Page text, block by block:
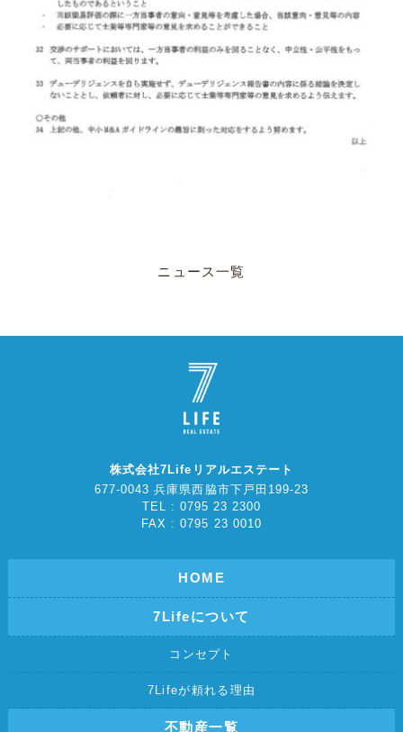
ニュース一覧
株式会社7Lifeリアルエステート
677-0043 兵庫県西脇市下戸田199-23
TEL : 0795 23 2300
FAX : 0795 23 0010
HOME
7Lifeについて
コンセプト
7Lifeが頼れる理由
不動産一覧